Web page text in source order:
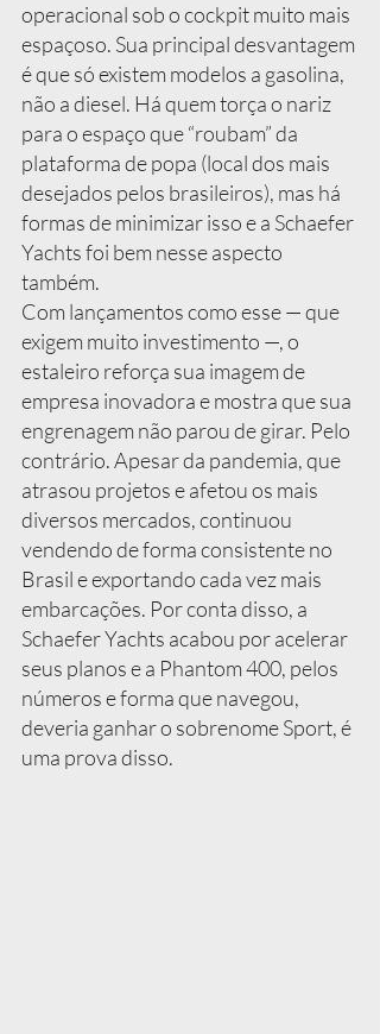
operacional sob o cockpit muito mais
espaçoso. Sua principal desvantagem
é que só existem modelos a gasolina,
não a diesel. Há quem torça o nariz
para o espaço que “roubam” da
plataforma de popa (local dos mais
desejados pelos brasileiros), mas há
formas de minimizar isso e a Schaefer
Yachts foi bem nesse aspecto
também.
Com lançamentos como esse — que
exigem muito investimento —, o
estaleiro reforça sua imagem de
empresa inovadora e mostra que sua
engrenagem não parou de girar. Pelo
contrário. Apesar da pandemia, que
atrasou projetos e afetou os mais
diversos mercados, continuou
vendendo de forma consistente no
Brasil e exportando cada vez mais
embarcações. Por conta disso, a
Schaefer Yachts acabou por acelerar
seus planos e a Phantom 400, pelos
números e forma que navegou,
deveria ganhar o sobrenome Sport, é
uma prova disso.